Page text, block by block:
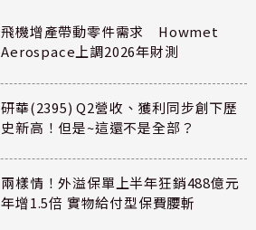
飛機增產帶動零件需求 Howmet
Aerospace上調2026年財測
研華(2395) Q2營收、獲利同步創下歷
史新高！但是~這還不是全部？
兩樣情！外溢保單上半年狂銷488億元
年增1.5倍 實物給付型保費腰斬